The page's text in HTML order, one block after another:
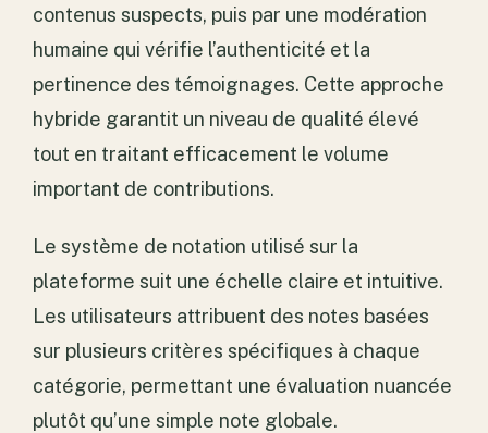
contenus suspects, puis par une modération
humaine qui vérifie l’authenticité et la
pertinence des témoignages. Cette approche
hybride garantit un niveau de qualité élevé
tout en traitant efficacement le volume
important de contributions.
Le système de notation utilisé sur la
plateforme suit une échelle claire et intuitive.
Les utilisateurs attribuent des notes basées
sur plusieurs critères spécifiques à chaque
catégorie, permettant une évaluation nuancée
plutôt qu’une simple note globale.